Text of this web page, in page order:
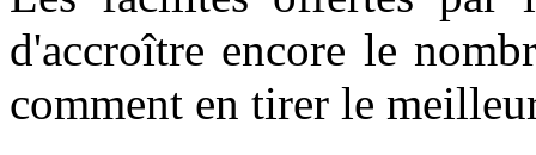
d'accroître encore le
comment en tirer le